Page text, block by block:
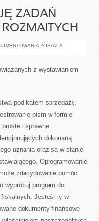
ZADAŃ
FAKTUROWANIE
ADAPTACJĘ
ZOSTAŁA
z wystawianiem
pod kątem sprzedaży.
pism w formie
proste i sprawne
dokonaną
uznania oraz są w stanie
Oprogramowanie
zdecydowanie pomóc
wypróbuj program do
fiskalnych. Jesteśmy w
dokumenty finansowe